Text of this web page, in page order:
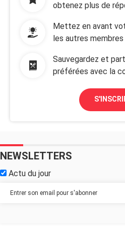
obtenez plus de
Mettez en avant
les autres membres
Sauvegardez et
préférées avec la
NEWSLETTERS
Actu du jour